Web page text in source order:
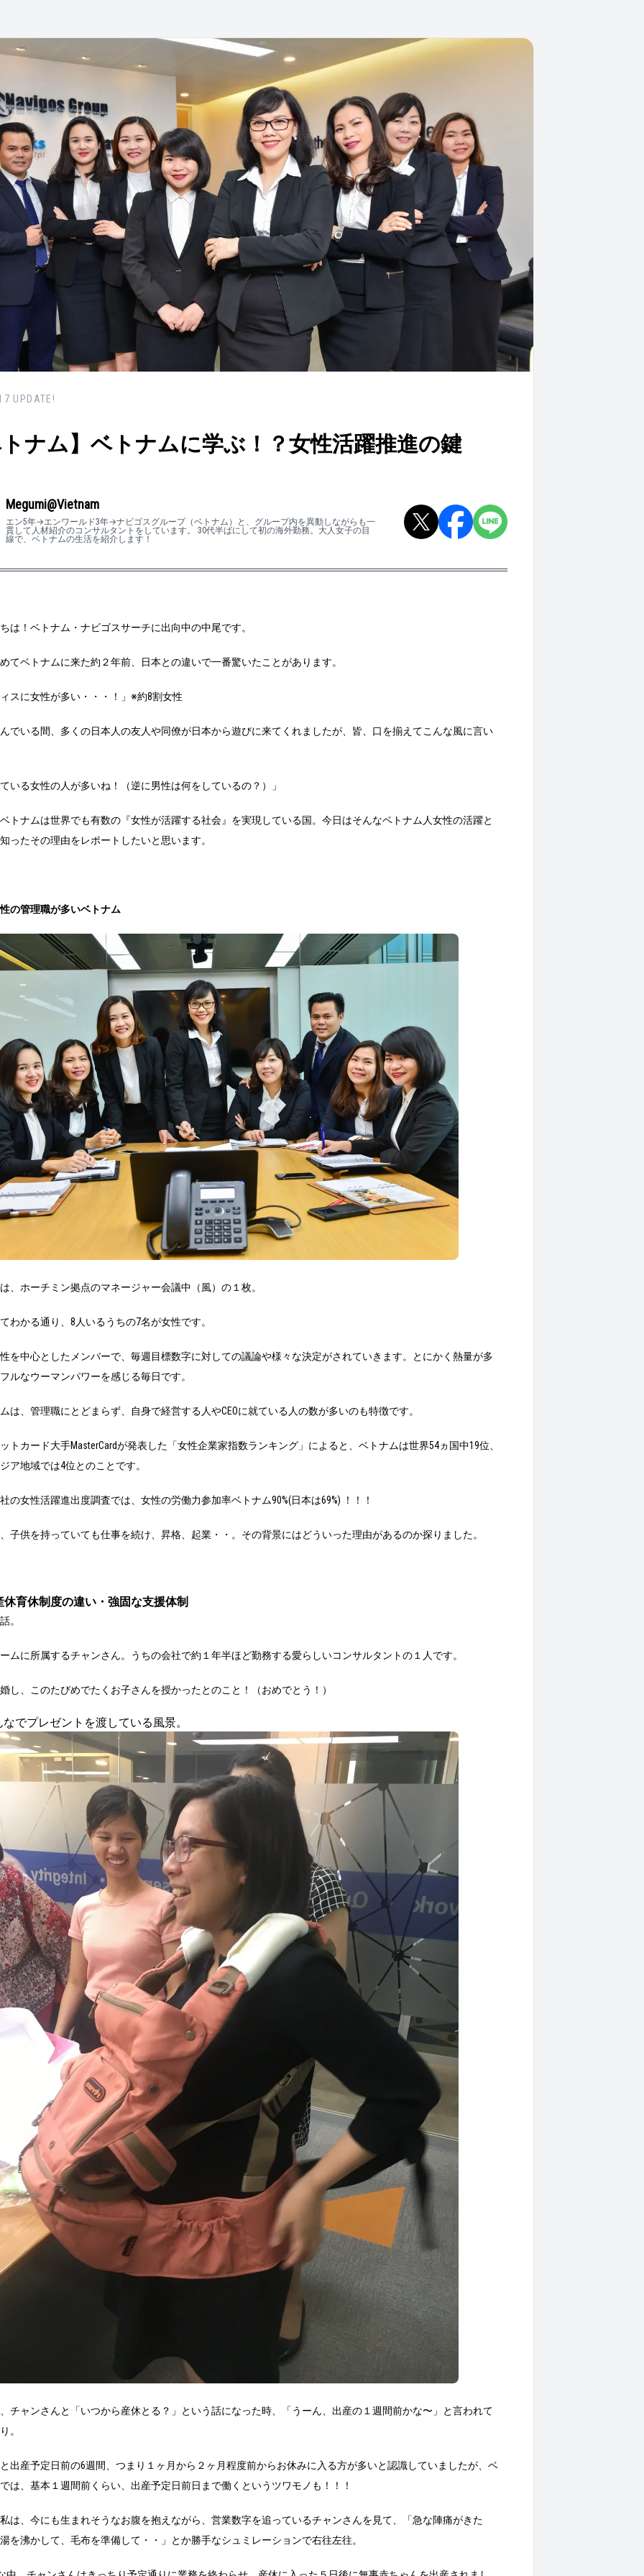
UPDATE!
ナム】ベトナムに学ぶ！？女性活躍推進の鍵
Megumi@Vietnam
エン5年→エンワールド3年→ナビゴスグループ（ベトナム）と、グループ内を異動しながらも一
貫して人材紹介のコンサルタントをしています。 30代半ばにして初の海外勤務。大人女子の目
線で、ベトナムの生活を紹介します！
は！ベトナム・ナビゴスサーチに出向中の中尾です。
てベトナムに来た約２年前、日本との違いで一番驚いたことがあります。
スに女性が多い・・・！」※約8割女性
でいる間、多くの日本人の友人や同僚が日本から遊びに来てくれましたが、皆、口を揃えてこんな風に言い
いる女性の人が多いね！（逆に男性は何をしているの？）」
トナムは世界でも有数の『女性が活躍する社会』を実現している国。今日はそんなベトナム人女性の活躍と
ったその理由をレポートしたいと思います。
の管理職が多いベトナム
、ホーチミン拠点のマネージャー会議中（風）の１枚。
わかる通り、8人いるうちの7名が女性です。
を中心としたメンバーで、毎週目標数字に対しての議論や様々な決定がされていきます。とにかく熱量が多
ルなウーマンパワーを感じる毎日です。
は、管理職にとどまらず、自身で経営する人やCEOに就ている人の数が多いのも特徴です。
トカード大手MasterCardが発表した「女性企業家指数ランキング」によると、ベトナムは世界54ヵ国中19位、
ア地域では4位とのことです。
の女性活躍進出度調査では、女性の労働力参加率ベトナム90%(日本は69%) ！！！
子供を持っていても仕事を続け、昇格、起業・・。その背景にはどういった理由があるのか探りました。
休育休制度の違い・強固な支援体制
。
ムに所属するチャンさん。うちの会社で約１年半ほど勤務する愛らしいコンサルタントの１人です。
し、このたびめでたくお子さんを授かったとのこと！（おめでとう！）
でプレゼントを渡している風景。
チャンさんと「いつから産休とる？」という話になった時、「うーん、出産の１週間前かな〜」と言われて
。
出産予定日前の6週間、つまり１ヶ月から２ヶ月程度前からお休みに入る方が多いと認識していましたが、ベ
は、基本１週間前くらい、出産予定日前日まで働くというツワモノも！！！
は、今にも生まれそうなお腹を抱えながら、営業数字を追っているチャンさんを見て、「急な陣痛がきた
を沸かして、毛布を準備して・・」とか勝手なシュミレーションで右往左往。